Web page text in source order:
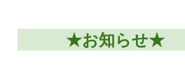
★お知らせ